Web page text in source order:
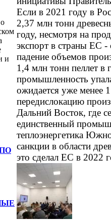
и
Если в 2021 году в
2,37 млн тонн
году, несмотря на
экспорт в страны ЕС
падение объемов
1,4 млн тонн пеллет в
промышленность
ожидается уже менее
передислокацию
Дальний Восток, где
единственный
теплоэнергетика
санкции в области
это сделал ЕС в 2022